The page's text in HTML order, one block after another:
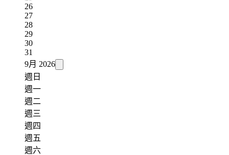
26
27
28
29
30
31
9月 2026
週日
週一
週二
週三
週四
週五
週六